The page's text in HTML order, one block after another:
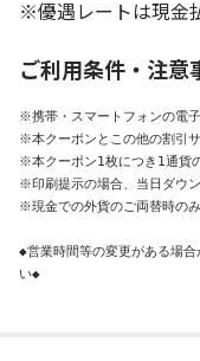
※優遇レートは現金
ご利用条件・注意
※携帯・スマートフォンの電
※本クーポンとこの他の割引
※本クーポン1枚につき1通貨
※印刷提示の場合、当日ダウ
※現金での外貨のご両替時の
◆営業時間等の変更がある場
い◆